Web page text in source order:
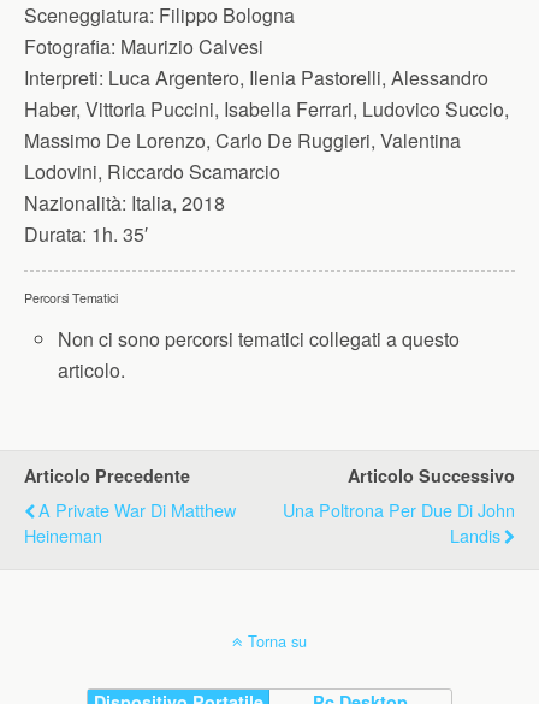
Sceneggiatura: Filippo Bologna
Fotografia: Maurizio Calvesi
Interpreti: Luca Argentero, Ilenia Pastorelli, Alessandro
Haber, Vittoria Puccini, Isabella Ferrari, Ludovico Succio,
Massimo De Lorenzo, Carlo De Ruggieri, Valentina
Lodovini, Riccardo Scamarcio
Nazionalità: Italia, 2018
Durata: 1h. 35′
Percorsi Tematici
Non ci sono percorsi tematici collegati a questo
articolo.
Articolo Precedente
A Private War Di Matthew
Heineman
Articolo Successivo
Una Poltrona Per Due Di John
Landis
Torna su